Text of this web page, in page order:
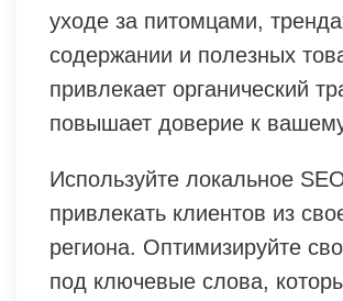
уходе за питомцами,
содержании и полезных
привлекает органический
повышает доверие к
Используйте локальное
привлекать клиентов из
региона. Оптимизируйте
под ключевые слова,